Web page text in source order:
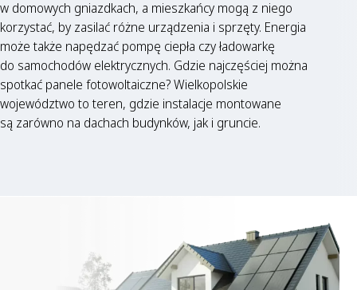
w domowych gniazdkach, a mieszkańcy mogą z niego
korzystać, by zasilać różne urządzenia i sprzęty. Energia
może także napędzać pompę ciepła czy ładowarkę
do samochodów elektrycznych. Gdzie najczęściej można
spotkać panele fotowoltaiczne? Wielkopolskie
województwo to teren, gdzie instalacje montowane
są zarówno na dachach budynków, jak i gruncie.